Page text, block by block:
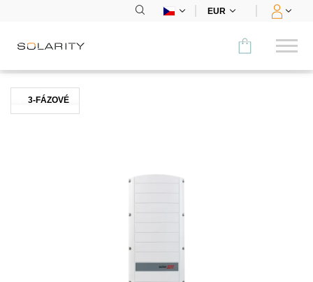
EUR
Porovnat
3-FÁZOVÉ